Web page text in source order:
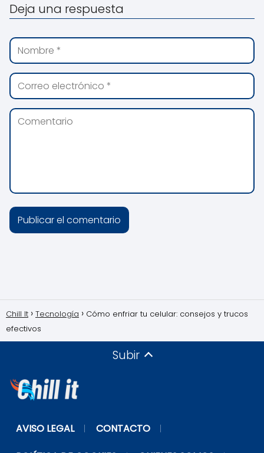
Deja una respuesta
Chill It Tecnología
Cómo enfriar tu celular: consejos y trucos
efectivos
Subir
AVISO LEGAL CONTACTO